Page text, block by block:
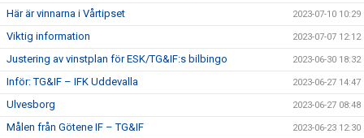
Här är vinnarna i Vårtipset 2023-07-10 10:29
Viktig information 2023-07-07 12:12
Justering av vinstplan för ESK/TG&IF:s bilbingo 2023-06-30 18:32
Inför: TG&IF – IFK Uddevalla 2023-06-27 14:47
Ulvesborg 2023-06-27 08:48
Målen från Götene IF – TG&IF 2023-06-23 12:30